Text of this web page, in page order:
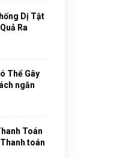
Dị Tật
Ra
Thể Gây
ngăn
Toán
toán